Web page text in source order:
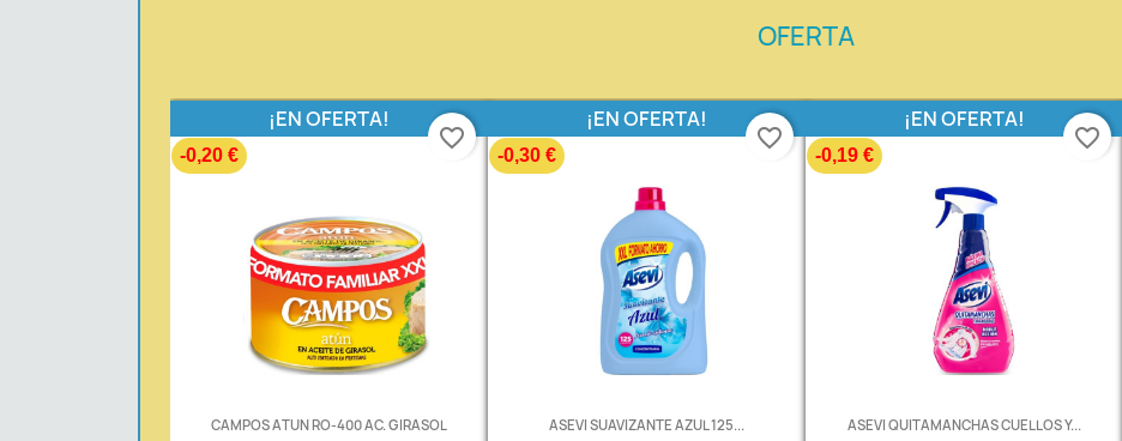
OFERTA
CAMPOS ATUN RO-400 AC. GIRASOL
¡EN OFERTA!
-0,20 €
favorite_border
ASEVI SUAVIZANTE AZUL 125...
¡EN OFERTA!
-0,30 €
favorite_border
ASEVI QUITAMANCHAS CUELLOS Y...
¡EN OFERTA!
-0,19 €
favorite_border